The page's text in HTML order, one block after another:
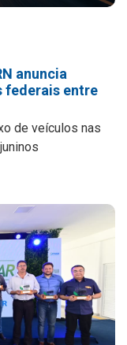
anuncia
federais entre
de veículos nas